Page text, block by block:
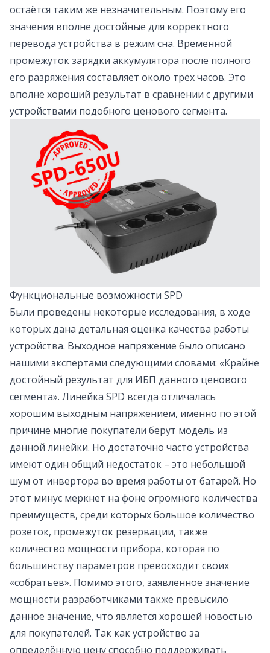
остаётся таким же незначительным. Поэтому его
значения вполне достойные для корректного
перевода устройства в режим сна. Временной
промежуток зарядки аккумулятора после полного
его разряжения составляет около трёх часов. Это
вполне хороший результат в сравнении с другими
устройствами подобного ценового сегмента.
Функциональные возможности SPD
Были проведены некоторые исследования, в ходе
которых дана детальная оценка качества работы
устройства. Выходное напряжение было описано
нашими экспертами следующими словами: «Крайне
достойный результат для ИБП данного ценового
сегмента». Линейка SPD всегда отличалась
хорошим выходным напряжением, именно по этой
причине многие покупатели берут модель из
данной линейки. Но достаточно часто устройства
имеют один общий недостаток – это небольшой
шум от инвертора во время работы от батарей. Но
этот минус меркнет на фоне огромного количества
преимуществ, среди которых большое количество
розеток, промежуток резервации, также
количество мощности прибора, которая по
большинству параметров превосходит своих
«собратьев». Помимо этого, заявленное значение
мощности разработчиками также превысило
данное значение, что является хорошей новостью
для покупателей. Так как устройство за
определённую цену способно поддерживать